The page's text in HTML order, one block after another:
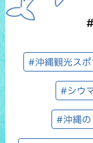
#沖縄観光スポ
#シウ
#沖縄の